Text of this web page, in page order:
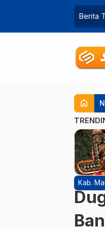
Berita
home
Kab.